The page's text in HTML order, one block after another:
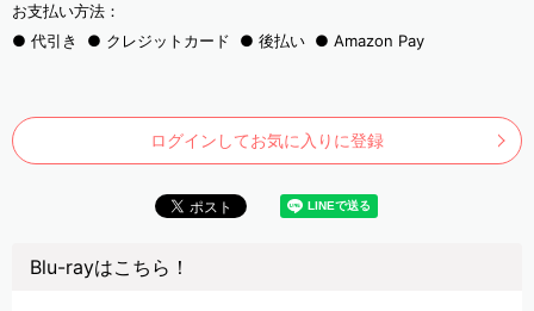
お支払い方法：
代引き
クレジットカード 後払い Amazon Pay
ログインしてお気に入りに登録
Blu-rayはこちら！